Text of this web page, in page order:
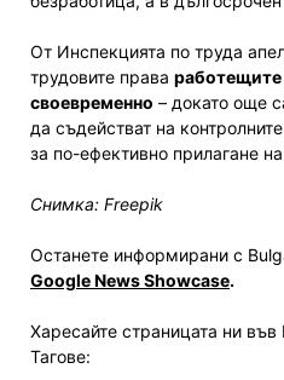
От Инспекцията по труда
трудовите права работещите
своевременно – докато още
да съдействат на
за по-ефективно прилагане
Снимка: Freepik
Останете информирани с
Google News Showcase.
Харесайте страницата ни във
Тагове: